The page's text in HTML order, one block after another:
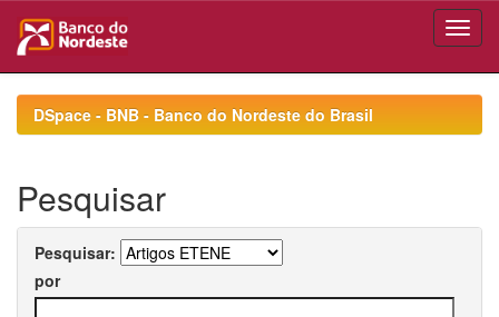
navigationDSpace - BNB - Banco do Nordeste do Brasil
Pesquisar
Pesquisar:
por